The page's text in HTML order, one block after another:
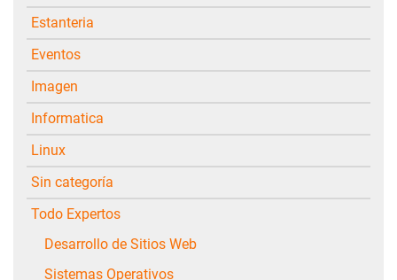
Estanteria
Eventos
Imagen
Informatica
Linux
Sin categoría
Todo Expertos
Desarrollo de Sitios Web
Sistemas Operativos